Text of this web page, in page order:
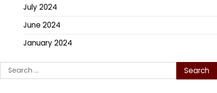
July 2024
June 2024
January 2024
Search
for: